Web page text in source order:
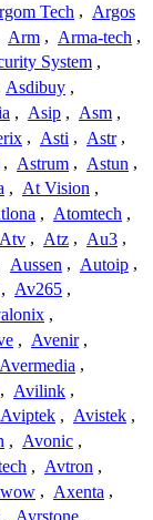
Tech , Argos
Arm , Arma-tech ,
System ,
Asdibuy ,
, Asip , Asm ,
, Asti , Astr ,
, Astrum , Astun ,
, At Vision ,
, Atomtech ,
Atv , Atz , Au3 ,
Aussen , Autoip ,
, Av265 ,
,
, Avenir ,
Avermedia ,
, Avilink ,
Aviptek , Avistek ,
, Avonic ,
, Avtron ,
, Axenta ,